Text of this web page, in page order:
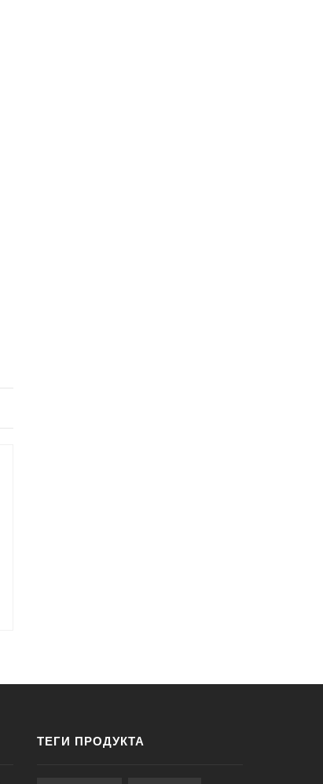
ТЕГИ ПРОДУКТА